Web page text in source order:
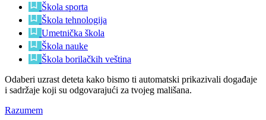
Škola sporta
Škola tehnologija
Umetnička škola
Škola nauke
Škola borilačkih veština
Odaberi uzrast deteta kako bismo ti automatski prikazivali događaje
i sadržaje koji su odgovarajući za tvojeg mališana.
Razumem